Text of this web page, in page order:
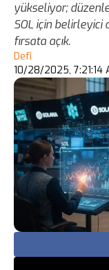
yükseliyor;
SOL için belirleyici
fırsata açık.
Defi
10/28/2025, 7:21:14